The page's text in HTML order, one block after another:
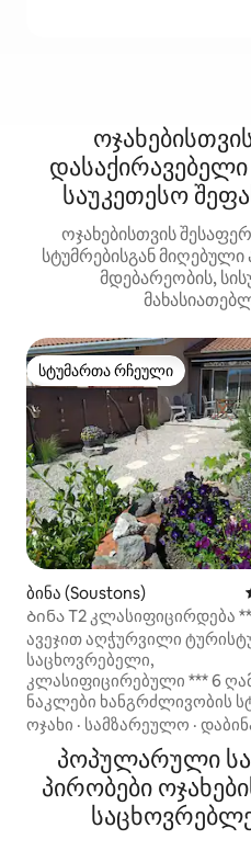
საუკეთესო
ოჯახებისთვის
სტუმრებისგან მიღებული
მდებარეობის,
სტუმართა რჩეული
სტუმართა რჩეული
ბინა (Soustons)
Ბინა T2 კლასიფიცირდება ** * ახლოს
ტბა Soustons
ავეჯით აღჭურვილი
საცხოვრებელი,
კლასიფიცირებული *** 6 ღამეზე
ნაკლები ხანგრძლივობის
შემთხვევაში ზეწრები და
პირსახოცები
Შექცევადი კონდიციონერი.
ორსართულიანი ახალი
ძალიან ახლოს, ქალაქის
2‑წუთიანი სავალზე,
ოჯახი · სამზარეულო ·
პოპულარული
პირობები